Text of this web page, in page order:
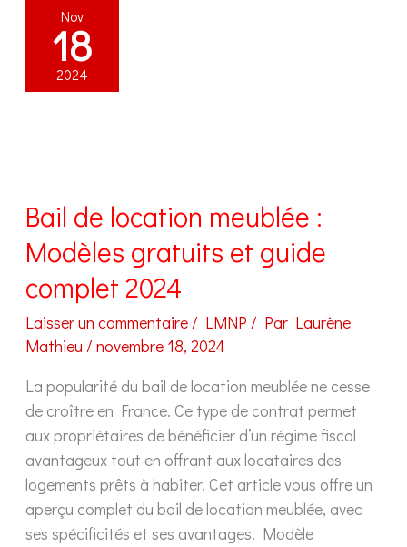
comprendre
fiscalité
en
Nov
18
2024
Bail de location meublée :
Modèles gratuits et guide
complet 2024
Laisser un commentaire/ LMNP / Par Laurène
Mathieu / novembre 18, 2024
La popularité du bail de location meublée ne cesse
de croître en France. Ce type de contrat permet
aux propriétaires de bénéficier d’un régime fiscal
avantageux tout en offrant aux locataires des
logements prêts à habiter. Cet article vous offre un
aperçu complet du bail de location meublée, avec
ses spécificités et ses avantages. Modèle